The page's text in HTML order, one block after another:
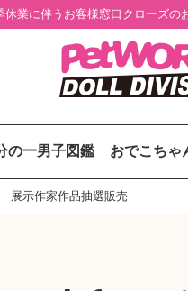
休業に伴うお客様窓口クローズの
の一男子図鑑 おでこちゃ
展示作家作品抽選販売